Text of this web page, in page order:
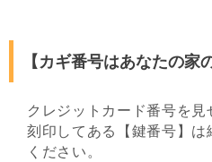
【カギ番号はあなたの家
クレジットカード番号を
刻印してある【鍵番号】
ください。